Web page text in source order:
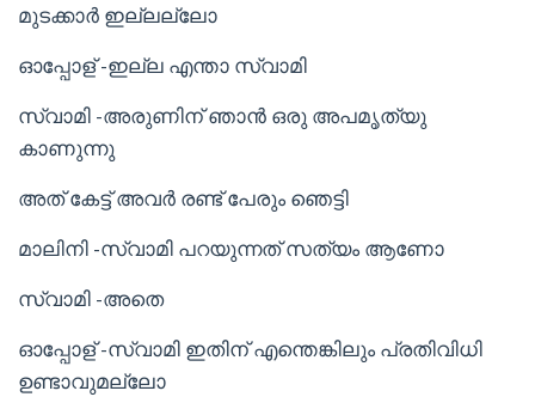
മുടക്കാർ ഇല്ലല്ലോ
ഓപ്പോള് -ഇല്ല എന്താ സ്വാമി
സ്വാമി -അരുണിന് ഞാൻ ഒരു അപമൃത്യു
കാണുന്നു
അത് കേട്ട് അവർ രണ്ട് പേരും ഞെട്ടി
മാലിനി -സ്വാമി പറയുന്നത് സത്യം ആണോ
സ്വാമി -അതെ
ഓപ്പോള് -സ്വാമി ഇതിന് എന്തെങ്കിലും പ്രതിവിധി
ഉണ്ടാവുമല്ലോ